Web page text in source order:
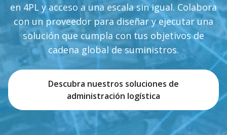
en 4PL y acceso a una escala sin igual. Colabora
con un proveedor para diseñar y ejecutar una
solución que cumpla con tus objetivos de
cadena global de suministros.
Descubra nuestros soluciones de
administración logística